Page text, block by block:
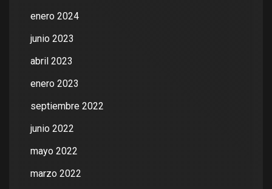
enero 2024
junio 2023
abril 2023
enero 2023
septiembre 2022
junio 2022
mayo 2022
marzo 2022